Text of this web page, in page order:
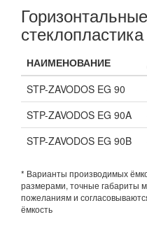
стеклопластика
НАИМЕНОВАНИЕ
STP-ZAVODOS EG 90
STP-ZAVODOS EG 90A
STP-ZAVODOS EG 90B
* Варианты производимых
размерами, точные габариты
пожеланиям и
ёмкость